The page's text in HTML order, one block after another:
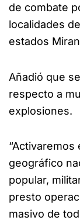
de combate
localidades
estados
Añadió que
respecto a
explosiones.
geográfico
popular,
presto
masivo de